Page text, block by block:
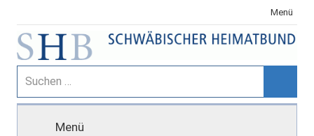
Inhalt
springen
Menü
Schwäbischer
Heimatbund
Suchen
nach:
Menü